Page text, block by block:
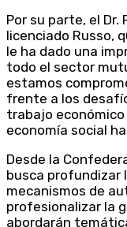
Por su parte, el Dr.
licenciado Russo,
le ha dado una
todo el sector
estamos
frente a los
trabajo
economía social
Desde la
busca profundizar
mecanismos de
profesionalizar la
abordarán